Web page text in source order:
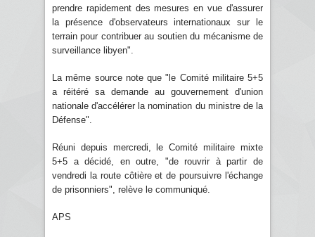
prendre rapidement des mesures en vue d'assurer
la présence d'observateurs internationaux sur le
terrain pour contribuer au soutien du mécanisme de
surveillance libyen".
La même source note que "le Comité militaire 5+5
a réitéré sa demande au gouvernement d'union
nationale d'accélérer la nomination du ministre de la
Défense".
Réuni depuis mercredi, le Comité militaire mixte
5+5 a décidé, en outre, "de rouvrir à partir de
vendredi la route côtière et de poursuivre l'échange
de prisonniers", relève le communiqué.
APS